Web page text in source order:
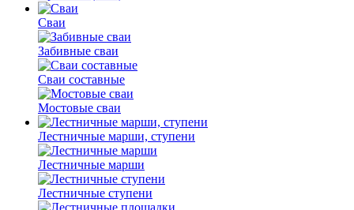
Сваи
Забивные сваи
Сваи составные
Мостовые сваи
Лестничные марши, ступени
Лестничные марши
Лестничные ступени